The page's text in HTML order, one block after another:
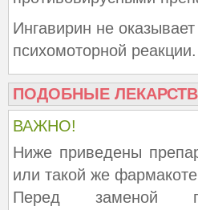
Ингавирин не
психомоторной реакции.
ПОДОБНЫЕ
ВАЖНО!
Ниже приведены
или такой же
Перед заменой